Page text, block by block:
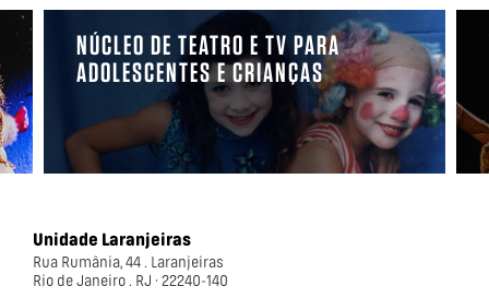
NÚCLEO DE TEATRO E TV PARA
ADOLESCENTES E CRIANÇAS
Unidade Laranjeiras
Rua Rumânia, 44 . Laranjeiras
Rio de Janeiro . RJ · 22240-140